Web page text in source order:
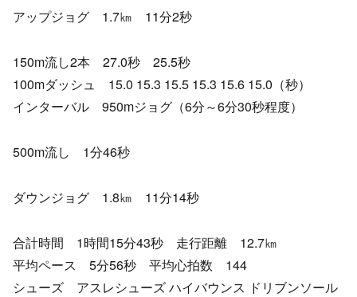
アップジョグ 1.7㎞ 11分2秒
150m流し2本 27.0秒 25.5秒
100mダッシュ 15.0 15.3 15.5 15.3 15.6 15.0（秒）
インターバル 950mジョグ（6分～6分30秒程度）
500m流し 1分46秒
ダウンジョグ 1.8㎞ 11分14秒
合計時間 1時間15分43秒 走行距離 12.7㎞
平均ペース 5分56秒 平均心拍数 144
シューズ アスレシューズ ハイバウンス ドリブンソール